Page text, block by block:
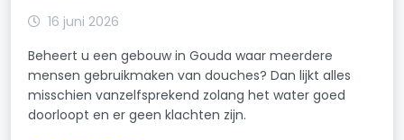
16 juni 2026
Beheert u een gebouw in Gouda waar meerdere
mensen gebruikmaken van douches? Dan lijkt alles
misschien vanzelfsprekend zolang het water goed
doorloopt en er geen klachten zijn.